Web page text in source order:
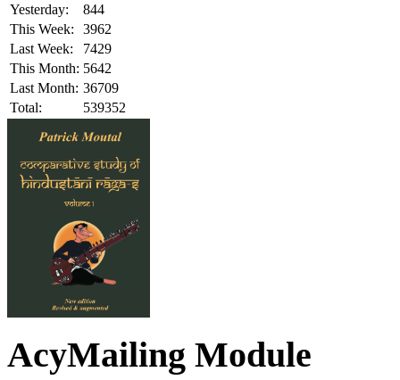
Yesterday:
844
This Week:
3962
Last Week:
7429
This Month: 5642
Last Month: 36709
Total:
539352
AcyMailing Module